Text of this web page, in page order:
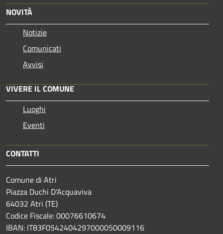
NOVITÀ
Notizie
Comunicati
Avvisi
VIVERE IL COMUNE
Luoghi
Eventi
CONTATTI
Comune di Atri
Piazza Duchi D'Acquaviva
64032 Atri (TE)
Codice Fiscale: 00076610674
IBAN: IT83F0542404297000050009116